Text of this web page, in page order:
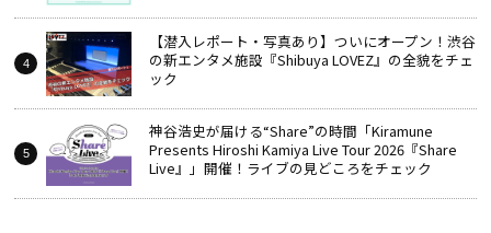
【潜入レポート・写真あり】ついにオープン！渋谷
の新エンタメ施設『Shibuya LOVEZ』の全貌をチェ
ック
神谷浩史が届ける“Share”の時間――「Kiramune
Presents Hiroshi Kamiya Live Tour 2026『Share
Live』」開催！ライブの見どころをチェック